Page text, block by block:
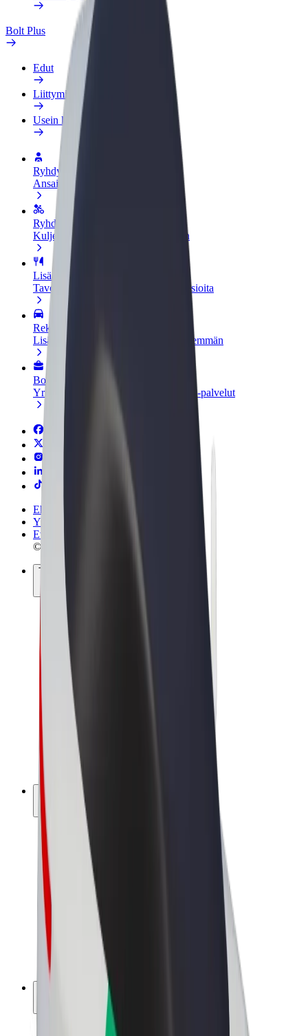
Bolt Plus
Edut
Liittymisohjeet
Usein kysytyt kysymykset
Ryhdy kuljettajaksi
Ansaitse omilla ehdoillasi
Ryhdy ruokalähetiksi
Kuljeta ruokaa ja ansaitse viikoittain
Lisää ravintola tai kauppa
Tavoita lisää asiakkaita ja kasvata ansioita
Rekisteröidy fleet-omistajaksi
Lisää autokantasi Boltiin ja tienaa enemmän
Bolt for Business
Yrityksellesi skaalatut Bolt-tuotteet ja -palvelut
Ehdot
Yksityisyys
Evästeet
© 2026 Bolt Technology OÜ
Tuotteet
Kyydit
Sähköpotkulaudat
Bolt-kauppa
Bolt Food
Bolt Drive
Bolt for Business
Sähköpyörät
Bolt Plus
Tienaa Boltilla
Kuljettajat
Kuljettajan ansiot
Ruokalähetit
Lähetin ansiot
Bolt Food -kauppiaat